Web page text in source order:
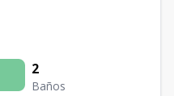
2
Baños